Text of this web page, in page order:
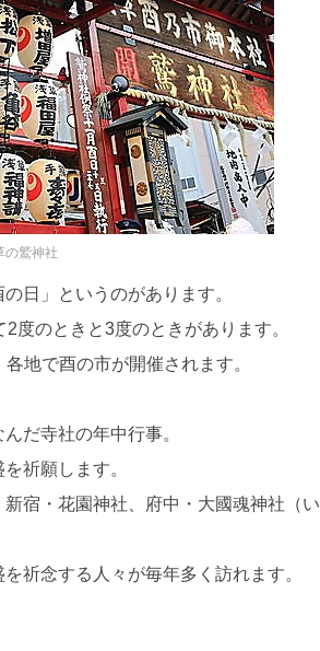
の鷲神社
日」というのがあります。
度のときと3度のときがあります。
地で酉の市が開催されます。
だ寺社の年中行事。
祈願します。
宿・花園神社、府中・大國魂神社（い
祈念する人々が毎年多く訪れます。